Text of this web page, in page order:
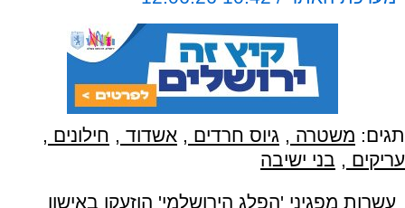
תגים: משטרה , גיוס חרדים , אשדוד , חילונים ,
עריקים , בני ישיבה
עשרות מפגיני 'הפלג הירושלמי' הוזעקו באישון